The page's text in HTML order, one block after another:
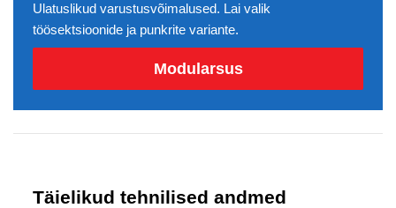
Ulatuslikud varustusvõimalused. Lai valik
töösektsioonide ja punkrite variante.
Modularsus
Täielikud tehnilised andmed